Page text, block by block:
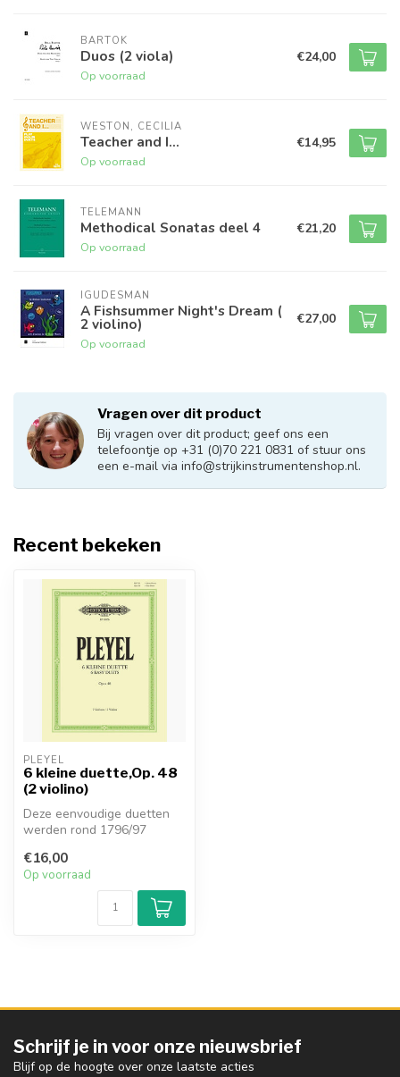
BARTOK
Duos (2 viola)
Op voorraad
€24,00
WESTON, CECILIA
Teacher and I...
Op voorraad
€14,95
TELEMANN
Methodical Sonatas deel 4
Op voorraad
€21,20
IGUDESMAN
A Fishsummer Night's Dream (
2 violino)
Op voorraad
€27,00
Vragen over dit product
Bij vragen over dit product; geef ons een
telefoontje op +31 (0)70 221 0831 of stuur ons
een e-mail via info@strijkinstrumentenshop.nl.
Recent bekeken
PLEYEL
6 kleine duette,Op. 48
(2 violino)
Deze eenvoudige duetten
werden rond 1796/97
eigen uitgev...
€16,00
Op voorraad
Schrijf je in voor onze nieuwsbrief
Blijf op de hoogte over onze laatste acties